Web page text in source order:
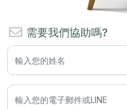
需要我們協助嗎?